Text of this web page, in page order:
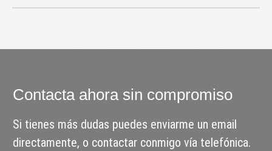
Contacta ahora sin compromiso
Si tienes más dudas puedes enviarme un email
directamente, o contactar conmigo vía telefónica.